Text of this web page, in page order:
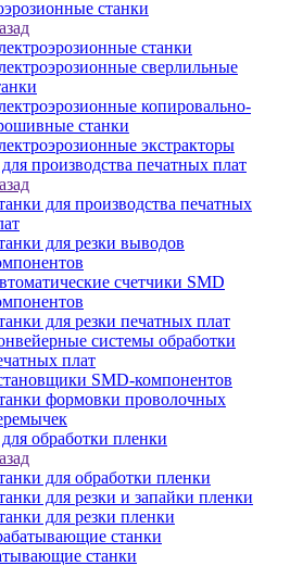
станки
станки
сверлильные
копировально-
станки
экстракторы
производства печатных плат
для производства печатных
для резки выводов
счетчики SMD
для резки печатных плат
системы обработки
плат
SMD-компонентов
формовки проволочных
обработки пленки
для обработки пленки
для резки и запайки пленки
для резки пленки
станки
станки